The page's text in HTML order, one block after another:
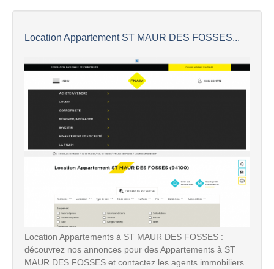
Location Appartement ST MAUR DES FOSSES...
Location Appartements à ST MAUR DES FOSSES :
découvrez nos annonces pour des Appartements à ST
MAUR DES FOSSES et contactez les agents immobiliers